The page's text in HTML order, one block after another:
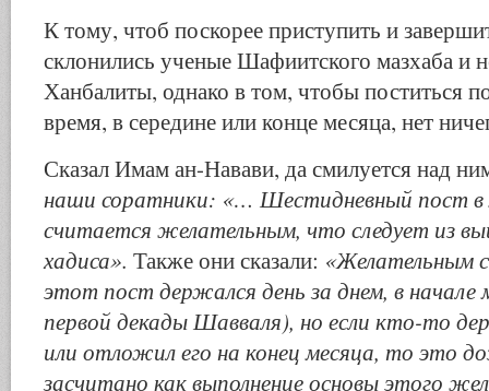
К тому, чтоб поскорее приступить и
склонились ученые Шафиитского мазхаба и
Ханбалиты, однако в том, чтобы поститься
время, в середине или конце месяца, нет
Сказал Имам ан-Навави, да смилуется над
наши соратники: «… Шестидневный пост в
считается желательным, что следует из
хадиса». Также они сказали: «Желательным
этот пост держался день за днем, в начале
первой декады Шавваля), но если кто-то
или отложил его на конец месяца, то это
засчитано как выполнение основы этого